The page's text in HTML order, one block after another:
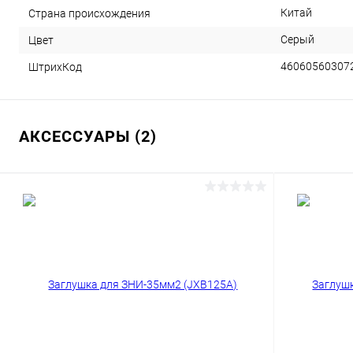
Страна происхождения Китай
Цвет Серый
ШтрихКод
АКСЕССУАРЫ (2)